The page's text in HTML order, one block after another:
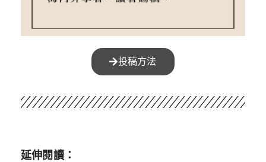
投稿方法
延伸閱讀：